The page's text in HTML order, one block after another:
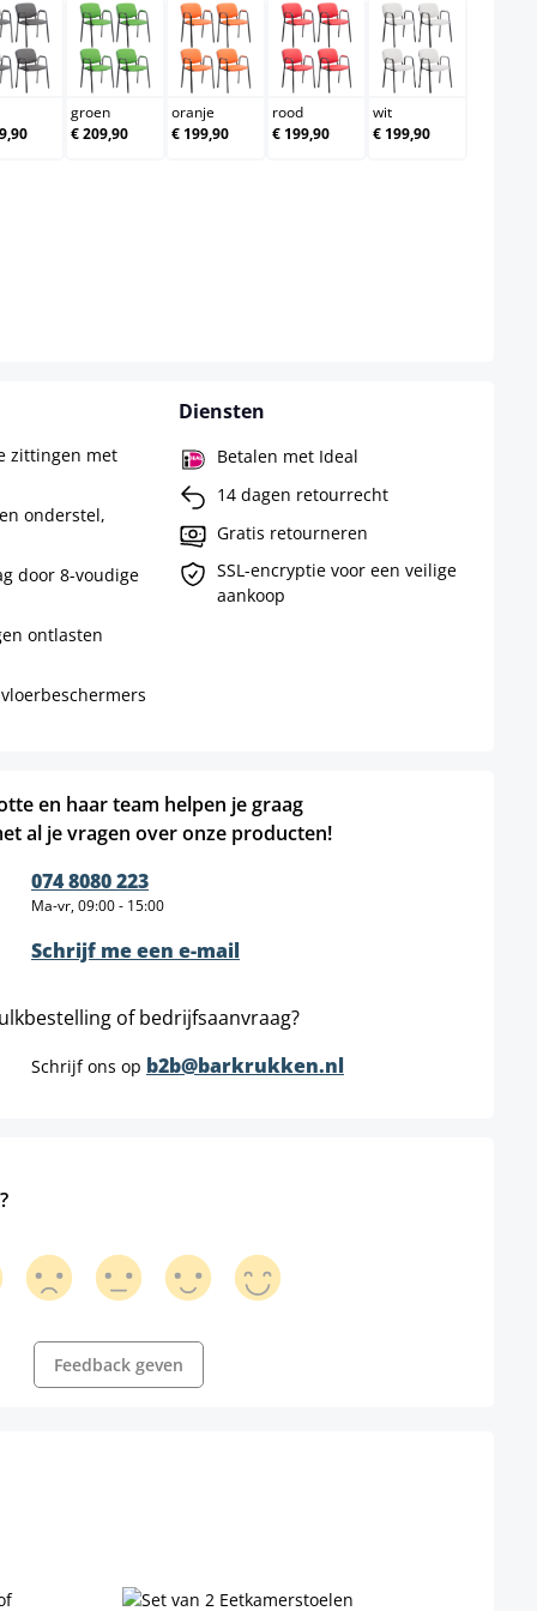
grijs groen
groen
€ 209,90
oranje
oranje
€ 199,90
rood
rood
€ 199,90
wit
wit
€ 199,90
zittingen met
onderstel,
door 8-voudige
ontlasten
Diensten
Betalen met Ideal
14 dagen retourrecht
Gratis retourneren
SSL-encryptie voor een veilige
aankoop
en haar team helpen je graag
al je vragen over onze producten!
074 8080 223
Ma-vr, 09:00 - 15:00
Schrijf me een e-mail
of bedrijfsaanvraag?
Schrijf ons op b2b@barkrukken.nl
Feedback geven